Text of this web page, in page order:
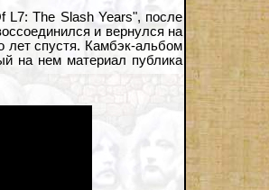
L7: The Slash Years", после
и вернулся на
лет спустя. Камбэк-альбом
на нем материал публика